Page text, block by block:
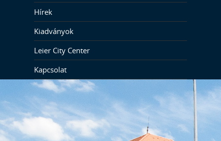
Hírek
Kiadványok
Leier City Center
Kapcsolat